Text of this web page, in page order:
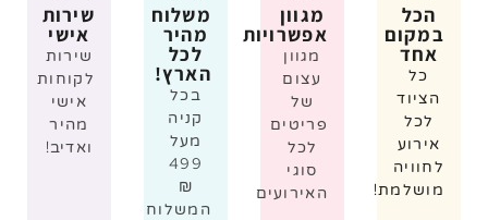
הכל
במקום
אחד
כל
הציוד
לכל
אירוע
לחוויה
מושלמת!
מגוון
אפשרויות
מגוון
עצום
של
פריטים
לכל
סוגי
האירועים
משלוח
מהיר
לכל
הארץ!
בכל
קניה
מעל
499
₪
המשלוח
שירות
אישי
שירות
לקוחות
אישי
מהיר
ואדיב!